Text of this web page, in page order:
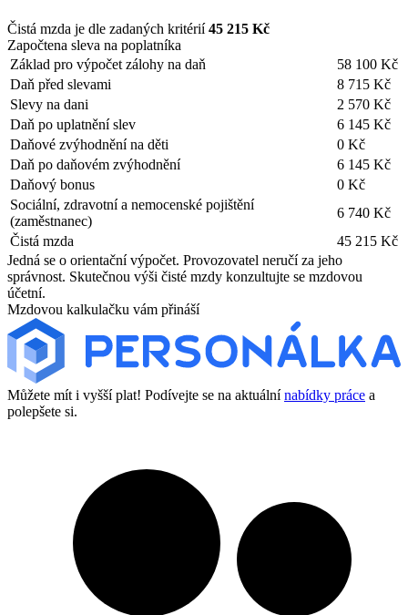
Čistá mzda je dle zadaných kritérií45 215 Kč
Započtena sleva na poplatníka
Základ pro výpočet zálohy na daň
58 100 Kč
Daň před slevami
8 715 Kč
Slevy na dani
2 570 Kč
Daň po uplatnění slev
6 145 Kč
Daňové zvýhodnění na děti
0 Kč
Daň po daňovém zvýhodnění
6 145 Kč
Daňový bonus
0 Kč
Sociální, zdravotní a nemocenské pojištění
(zaměstnanec)
6 740 Kč
Čistá mzda
45 215 Kč
Jedná se o orientační výpočet. Provozovatel neručí za jeho
správnost. Skutečnou výši čisté mzdy konzultujte se mzdovou
účetní.
Mzdovou kalkulačku vám přináší
Můžete mít i vyšší plat! Podívejte se na aktuálnínabídky práce a
polepšete si.